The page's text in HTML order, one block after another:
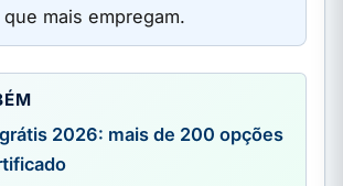
mais empregam.
2026: mais de 200 opções